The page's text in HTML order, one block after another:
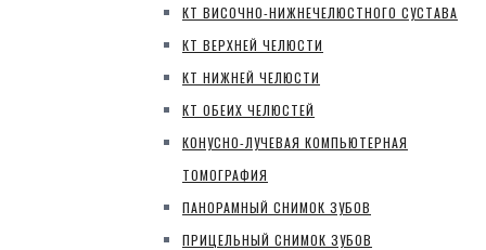
КТ ВИСОЧНО-НИЖНЕЧЕЛЮСТНОГО СУСТАВА
КТ ВЕРХНЕЙ ЧЕЛЮСТИ
КТ НИЖНЕЙ ЧЕЛЮСТИ
КТ ОБЕИХ ЧЕЛЮСТЕЙ
КОНУСНО-ЛУЧЕВАЯ КОМПЬЮТЕРНАЯ
ТОМОГРАФИЯ
ПАНОРАМНЫЙ СНИМОК ЗУБОВ
ПРИЦЕЛЬНЫЙ СНИМОК ЗУБОВ